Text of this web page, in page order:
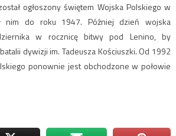
ogłoszony świętem Wojska Polskiego w
nim do roku 1947. Później dzień wojska
w rocznicę bitwy pod Lenino, by
dywizji im. Tadeusza Kościuszki. Od 1992
ponownie jest obchodzone w połowie